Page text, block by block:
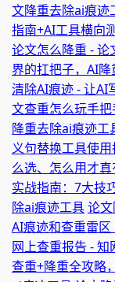
文降重去除ai痕迹
指南+AI工具横向
论文怎么降重 - 论
界的扛把子，AI
清除AI痕迹 - 让AI
文查重怎么玩手
降重去除ai痕迹工
义句替换工具使用
么选、怎么用才
实战指南：7大技
除ai痕迹工具论
AI痕迹和查重雷
网上查重报告 - 知
查重+降重全攻略